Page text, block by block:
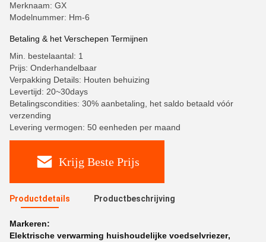
Merknaam: GX
Modelnummer: Hm-6
Betaling & het Verschepen Termijnen
Min. bestelaantal: 1
Prijs: Onderhandelbaar
Verpakking Details: Houten behuizing
Levertijd: 20~30days
Betalingscondities: 30% aanbetaling, het saldo betaald vóór
verzending
Levering vermogen: 50 eenheden per maand
Krijg Beste Prijs
Productdetails Productbeschrijving
Markeren:
Elektrische verwarming huishoudelijke voedselvriezer,